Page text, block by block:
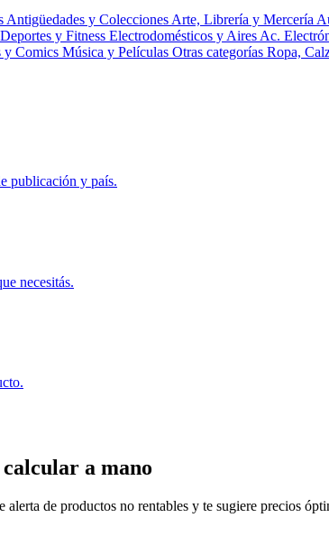
Antigüedades y Colecciones Arte, Librería y Mercería
Deportes y Fitness Electrodomésticos y Aires Ac.
y Comics Música y Películas Otras categorías Ropa,
publicación y país.
necesitás.
a mano
de productos no rentables y te sugiere precios